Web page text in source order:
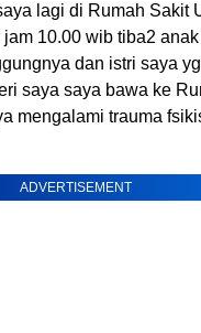
lagi di Rumah Sakit
10.00 wib tiba2
dan istri saya
saya saya bawa ke
mengalami trauma
ADVERTISEMENT